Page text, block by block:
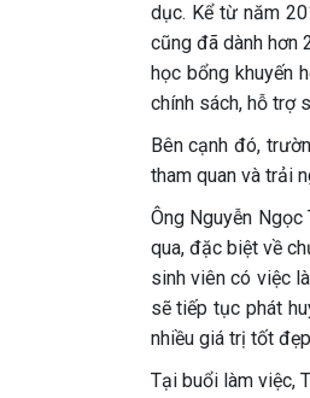
dục. Kể từ năm
cũng đã dành hơn
học bổng khuyến
chính sách, hỗ trợ
Bên cạnh đó,
tham quan và trải
Ông Nguyễn
qua, đặc biệt về
sinh viên có việc
sẽ tiếp tục phát
nhiều giá trị tốt
Tại buổi làm việc,